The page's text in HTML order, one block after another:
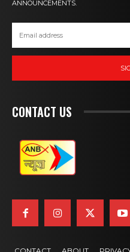
ANNOUNCEMENTS.
CONTACT US